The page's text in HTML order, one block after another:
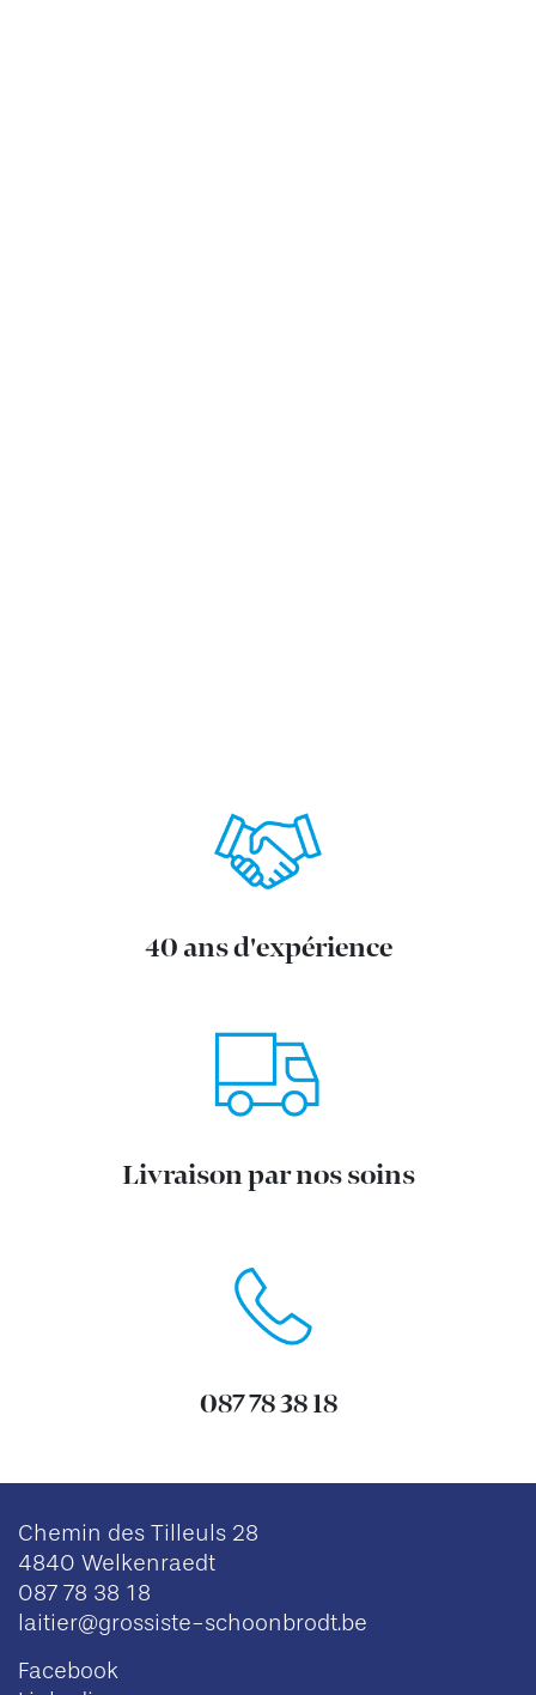
40 ans d'expérience
Livraison par nos soins
087 78 38 18
Chemin des Tilleuls 28
4840 Welkenraedt
087 78 38 18
laitier@grossiste-schoonbrodt.be
Facebook